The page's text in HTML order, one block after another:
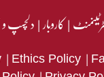
|کاروبار|دلچسپ
| Ethics Policy |